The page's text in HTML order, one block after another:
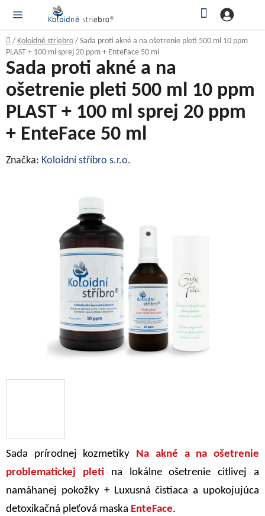
obsah
Domov
/ Koloidné striebro / Sada proti akné a na ošetrenie pleti 500 ml 10 ppm
PLAST + 100 ml sprej 20 ppm + EnteFace 50 ml
Sada prírodnej kozmetiky Na akné a na ošetrenie
problematickej pleti na lokálne ošetrenie citlivej a
namáhanej pokožky + Luxusná čistiaca a upokojujúca
detoxikačná pleťová maska EnteFace.
Sada proti akné a na
ošetrenie pleti 500 ml 10 ppm
PLAST + 100 ml sprej 20 ppm
+ EnteFace 50 ml
Značka: Koloidní stříbro s.r.o.